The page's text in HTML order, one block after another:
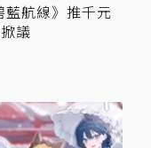
藍航線》推千元
議